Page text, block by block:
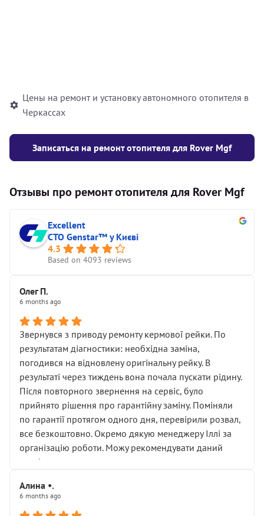
Цены на ремонт и установку автономного отопителя в
Черкассах
Записаться на ремонт отопителя для Rover Mgf
Отзывы про ремонт отопителя для Rover Mgf
Excellent
СТО Genstar™ у Києві
4.3
Based on 4093 reviews
Олег П.
6 months ago
Звернувся з приводу ремонту кермової рейки. По
результатам діагностики: необхідна заміна,
погодився на відновлену оригінальну рейку. В
результаті через тиждень вона почала пускати рідину.
Після повторного звернення на сервіс, було
прийнято рішення про гарантійну заміну. Поміняли
по гарантії протягом одного дня, перевірили розвал,
все безкоштовно. Окремо дякую менеджеру Іллі за
організацію роботи. Можу рекомендувати даний
сервіс.
Алина •.
6 months ago